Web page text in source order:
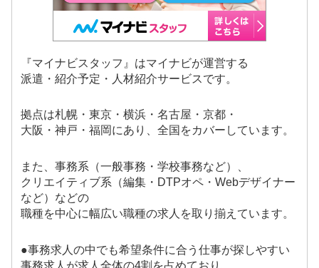
『マイナビスタッフ』はマイナビが運営する
派遣・紹介予定・人材紹介サービスです。
拠点は札幌・東京・横浜・名古屋・京都・
大阪・神戸・福岡にあり、全国をカバーしています。
また、事務系（一般事務・学校事務など）、
クリエイティブ系（編集・DTPオペ・Webデザイナー
など）などの
職種を中心に幅広い職種の求人を取り揃えています。
●事務求人の中でも希望条件に合う仕事が探しやすい
事務求人が求人全体の4割を占めており、